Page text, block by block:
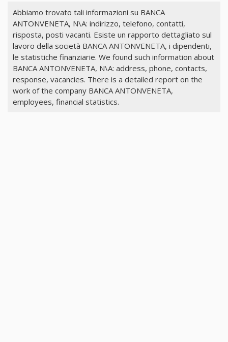
Abbiamo trovato tali informazioni su BANCA
ANTONVENETA, N\A: indirizzo, telefono, contatti,
risposta, posti vacanti. Esiste un rapporto dettagliato sul
lavoro della società BANCA ANTONVENETA, i dipendenti,
le statistiche finanziarie. We found such information about
BANCA ANTONVENETA, N\A: address, phone, contacts,
response, vacancies. There is a detailed report on the
work of the company BANCA ANTONVENETA,
employees, financial statistics.